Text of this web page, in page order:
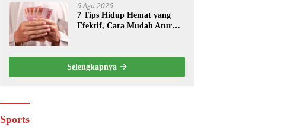
6 Agu 2026
7 Tips Hidup Hemat yang
Efektif, Cara Mudah Atur
Selengkapnya
Sports